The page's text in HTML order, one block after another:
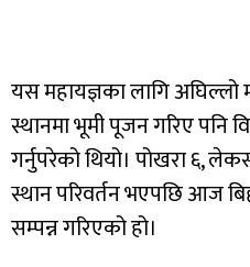
यस महायज्ञका लागि अघिल्लो
स्थानमा भूमी पूजन गरिए पनि
गर्नुपरेको थियो। पोखरा ६,
स्थान परिवर्तन भएपछि आज
सम्पन्न गरिएको हो।